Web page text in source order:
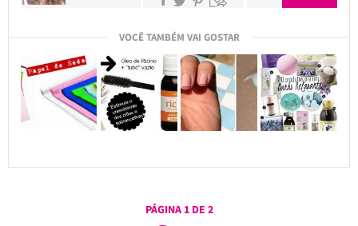
VOCÊ TAMBÉM VAI GOSTAR
PÁGINA 1 DE 2